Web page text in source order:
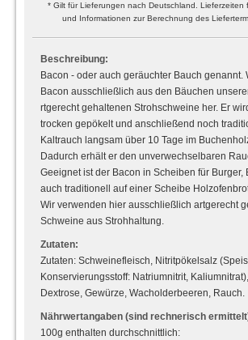
* Gilt für Lieferungen nach Deutschland. Lieferzeiten
und Informationen zur Berechnung des
Beschreibung:
Bacon - oder auch geräuchter Bauch genannt.
Bacon ausschließlich aus den Bäuchen
rtgerecht gehaltenen Strohschweine her. Er
trocken gepökelt und anschließend noch
Kaltrauch langsam über 10 Tage im
Dadurch erhält er den unverwechselbaren
Geeignet ist der Bacon in Scheiben für Burger,
auch traditionell auf einer Scheibe
Wir verwenden hier ausschließlich artgerecht
Schweine aus Strohhaltung.
Zutaten:
Zutaten: Schweinefleisch, Nitritpökelsalz
Konservierungsstoff: Natriumnitrit,
Dextrose, Gewürze, Wacholderbeeren, Rauch.
Nährwertangaben (sind rechnerisch
100g enthalten durchschnittlich: